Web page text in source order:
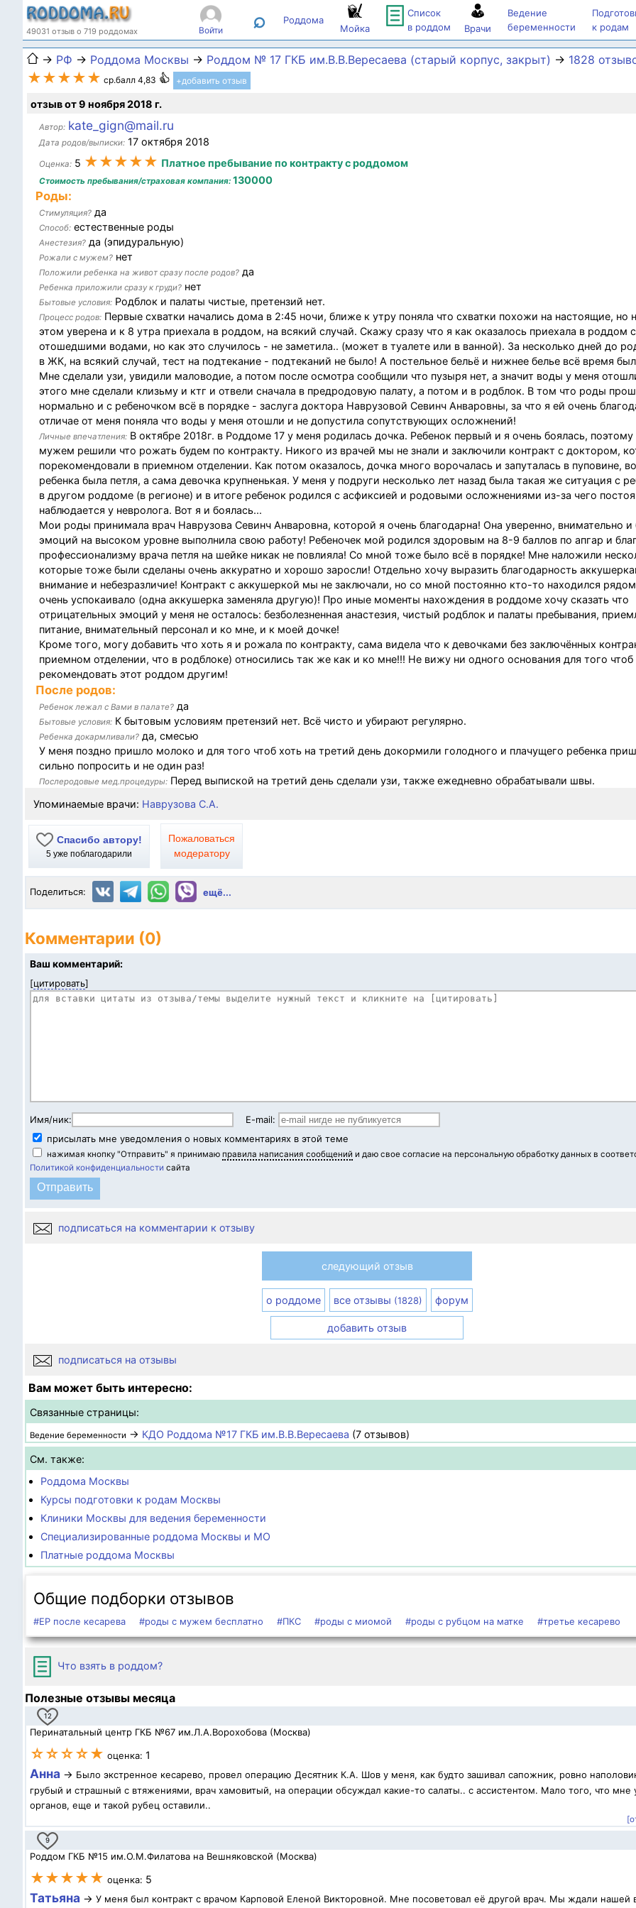
49031 отзыв о 719 роддомах Войти ⌕ Роддома
Мойка
Список
в роддом
Врачи
Ведение
беременности
к родам
→ РФ → Роддома Москвы → Роддом № 17 ГКБ им.В.В.Вересаева (старый корпус, закрыт) → 1828
★★★★★ ср.балл 4,83 +добавить отзыв
отзыв от 9 ноября 2018 г.
Автор: kate_gign@mail.ru
Дата родов/выписки: 17 октября 2018
Оценка: 5 ★★★★★ Платное пребывание по контракту с роддомом
Стоимость пребывания/страховая компания: 130000
Роды:
Стимуляция? да
Способ: естественные роды
Анестезия? да (эпидуральную)
Рожали с мужем? нет
Положили ребенка на живот сразу после родов? да
Ребенка приложили сразу к груди? нет
Бытовые условия: Родблок и палаты чистые, претензий нет.
Процесс родов: Первые схватки начались дома в 2:45 ночи, ближе к утру поняла что схватки похожи на настоящие, но
этом уверена и к 8 утра приехала в роддом, на всякий случай. Скажу сразу что я как оказалось приехала в роддом с
отошедшими водами, но как это случилось - не заметила.. (может в туалете или в ванной). За несколько дней до
в ЖК, на всякий случай, тест на подтекание - подтеканий не было! А постельное бельё и нижнее белье всё время
Мне сделали узи, увидили маловодие, а потом после осмотра сообщили что пузыря нет, а значит воды у меня
этого мне сделали клизьму и ктг и отвели сначала в предродовую палату, а потом и в родблок. В том что роды
нормально и с ребеночком всё в порядке - заслуга доктора Наврузовой Севинч Анваровны, за что я ей очень
отличае от меня поняла что воды у меня отошли и не допустила сопутствующих осложнений!
Личные впечатления: В октябре 2018г. в Роддоме 17 у меня родилась дочка. Ребенок первый и я очень боялась,
мужем решили что рожать будем по контракту. Никого из врачей мы не знали и заключили контракт с доктором,
порекомендовали в приемном отделении. Как потом оказалось, дочка много ворочалась и запуталась в пуповине,
ребенка была петля, а сама девочка крупненькая. У меня у подруги несколько лет назад была такая же ситуация с
в другом роддоме (в регионе) и в итоге ребенок родился с асфиксией и родовыми осложнениями из-за чего
наблюдается у невролога. Вот я и боялась...
Мои роды принимала врач Наврузова Севинч Анваровна, которой я очень благодарна! Она уверенно, внимательно и
эмоций на высоком уровне выполнила свою работу! Ребеночек мой родился здоровым на 8-9 баллов по апгар и
профессионализму врача петля на шейке никак не повлияла! Со мной тоже было всё в порядке! Мне наложили
которые тоже были сделаны очень аккуратно и хорошо заросли! Отдельно хочу выразить благодарность
внимание и небезразличие! Контракт с аккушеркой мы не заключали, но со мной постоянно кто-то находился
очень успокаивало (одна аккушерка заменяла другую)! Про иные моменты нахождения в роддоме хочу сказать что
отрицательных эмоций у меня не осталось: безболезненная анастезия, чистый родблок и палаты пребывания,
питание, внимательный персонал и ко мне, и к моей дочке!
Кроме того, могу добавить что хоть я и рожала по контракту, сама видела что к девочками без заключённых
приемном отделении, что в родблоке) относились так же как и ко мне!!! Не вижу ни одного основания для того чтоб
рекомендовать этот роддом другим!
После родов:
Ребенок лежал с Вами в палате? да
Бытовые условия: К бытовым условиям претензий нет. Всё чисто и убирают регулярно.
Ребенка докармливали? да, смесью
У меня поздно пришло молоко и для того чтоб хоть на третий день докормили голодного и плачущего ребенка
сильно попросить и не один раз!
Послеродовые мед.процедуры: Перед выпиской на третий день сделали узи, также ежедневно обрабатывали швы.
Упоминаемые врачи: Наврузова С.А.
Спасибо автору!
5 уже поблагодарили
Пожаловаться
модератору
Поделиться: ещё...
Комментарии (0)
Ваш комментарий:
[цитировать]
Имя/ник:
E-mail:
присылать мне уведомления о новых комментариях в этой теме
нажимая кнопку "Отправить" я принимаю правила написания сообщений и даю свое согласие на персональную обработку данных в
Политикой конфиденциальности сайта
подписаться на комментарии к отзыву
следующий отзыв
о роддоме все отзывы (1828) форум
добавить отзыв
подписаться на отзывы
Вам может быть интересно:
Связанные страницы:
Ведение беременности → КДО Роддома №17 ГКБ им.В.В.Вересаева (7 отзывов)
См. также:
Роддома Москвы
Курсы подготовки к родам Москвы
Клиники Москвы для ведения беременности
Специализированные роддома Москвы и МО
Платные роддома Москвы
Общие подборки отзывов
#ЕР после кесарева #роды с мужем бесплатно #ПКС #роды с миомой #роды с рубцом на матке #третье кесарево
Что взять в роддом?
Полезные отзывы месяца
12
Перинатальный центр ГКБ №67 им.Л.А.Ворохобова (Москва)
☆☆☆☆★ оценка: 1
Анна → Было экстренное кесарево, провел операцию Десятник К.А. Шов у меня, как будто зашивал сапожник, ровно
грубый и страшный с втяжениями, врач хамовитый, на операции обсуждал какие-то салаты.. с ассистентом. Мало того, что мне
органов, еще и такой рубец оставили..
9
Роддом ГКБ №15 им.О.М.Филатова на Вешняковской (Москва)
★★★★★ оценка: 5
Татьяна → У меня был контракт с врачом Карповой Еленой Викторовной. Мне посоветовал её другой врач. Мы ждали нашей